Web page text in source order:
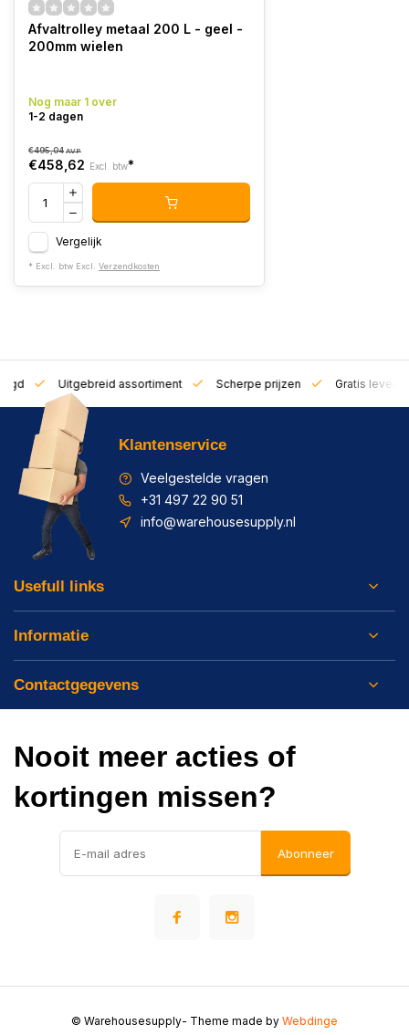
Afvaltrolley metaal 200 L - geel -
200mm wielen
Nog maar 1 over
1-2 dagen
€495,04 AVP
€458,62 Excl. btw*
Vergelijk
* Excl. btw Excl. Verzendkosten
Uitgebreid assortiment Scherpe prijzen Gratis
Klantenservice
Veelgestelde vragen
+31 497 22 90 51
info@warehousesupply.nl
Usefull links
Informatie
Contactgegevens
Nooit meer acties of
kortingen missen?
Abonneer
© Warehousesupply- Theme made by Webdinge